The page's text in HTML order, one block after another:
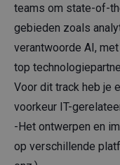
teams om state-of-
gebieden zoals
verantwoorde AI,
top
Voor dit track heb je
voorkeur IT-
-Het ontwerpen en
op verschillende